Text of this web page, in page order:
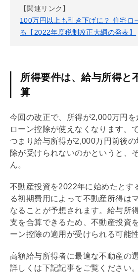
【関連リンク】
100万円以上も引き下げに？ 住宅ロ
る【2022年度税制改正大綱の発表】
所得要件は、給与所得と
算
今回の改正で、所得が2,000万円
ローン控除が使えなくなります。
つまり給与所得が2,000万円前後の
除が受けられないのかというと、
ん。
不動産投資を2022年に始めたとす
る初期費用によって不動産所得は
なることが予想されます。給与所
支を合算できるため、不動産投資
ーン控除の適用が受けられる可能
高額給与所得者に最適な不動産の
詳しくは下記記事をご覧ください。